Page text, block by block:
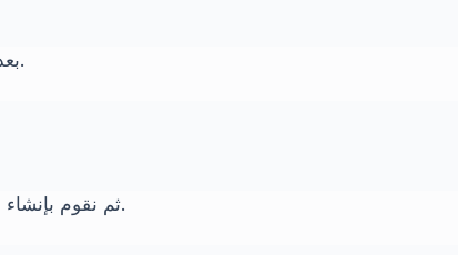
بعد ذلك، نقوم بإنشاء الدليل الذي سنركب فيه القرص.
ثم نقوم بإنشاء نظام الملفات للقرص الجديد باستخدام الأمر التالي.